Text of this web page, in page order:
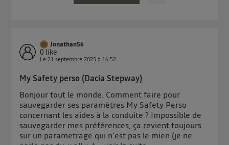
Jonathan56
0 like
Le21 septembre 2025 à 16:52
My Safety perso (Dacia Stepway)
Bonjour tout le monde. Comment faire pour
sauvegarder ses paramètres My Safety Perso
concernant les aides à la conduite ? Impossible de
sauvegarder mes préférences, ça revient toujours
sur un parametrage qui n'est pas le mien (je ne